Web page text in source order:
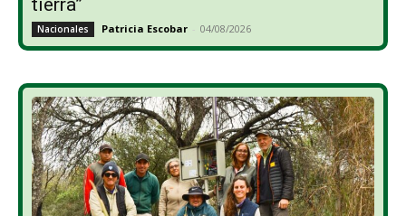
tierra”
Nacionales Patricia Escobar - 04/08/2026